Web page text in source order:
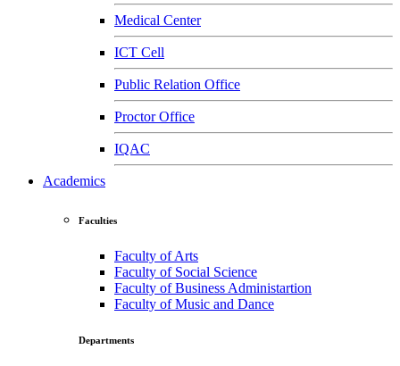
Medical Center
ICT Cell
Public Relation Office
Proctor Office
IQAC
Academics
Faculties
Faculty of Arts
Faculty of Social Science
Faculty of Business Administartion
Faculty of Music and Dance
Departments